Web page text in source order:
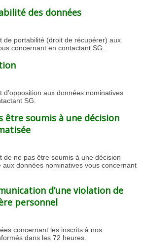
des données
de portabilité (droit de récupérer) aux
concernant en contactant SG.
d’opposition aux données nominatives
SG.
être soumis à une décision
de ne pas être soumis à une décision
aux données nominatives vous concernant
d’une violation de
personnel
concernant les inscrits à nos
dans les 72 heures.